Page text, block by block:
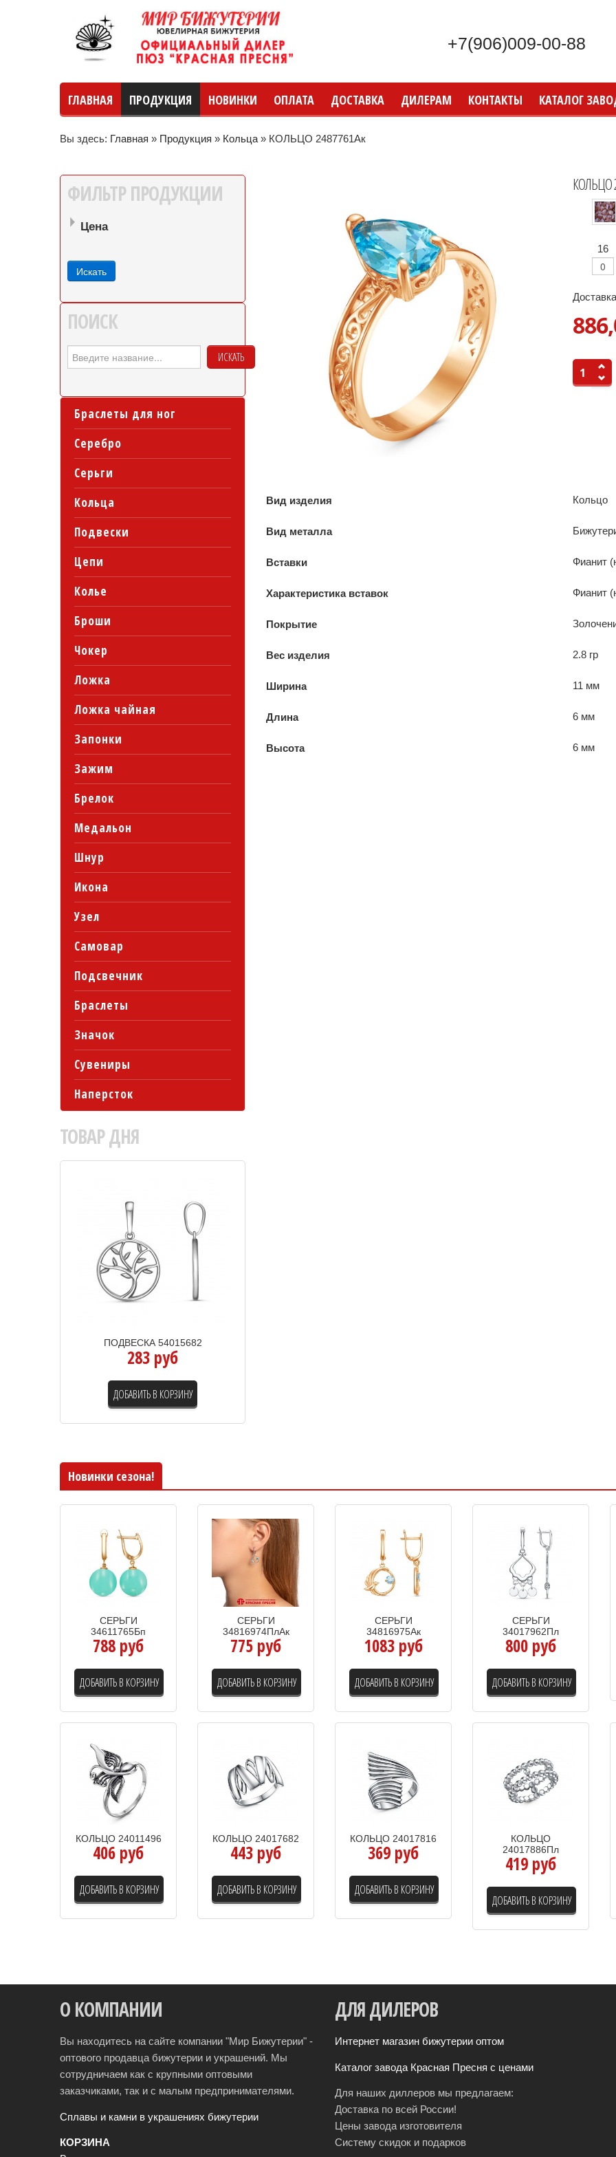
+7(906)009-00-88
ГЛАВНАЯ ПРОДУКЦИЯ НОВИНКИ ОПЛАТА ДОСТАВКА ДИЛЕРАМ КОНТАКТЫ КАТАЛОГ
Вы здесь: Главная » Продукция » Кольца » КОЛЬЦО 2487761Ак
ФИЛЬТР ПРОДУКЦИИ
Цена
ПОИСК
ИСКАТЬ
Браслеты для ног
Серебро
Серьги
Кольца
Подвески
Цепи
Колье
Броши
Чокер
Ложка
Ложка чайная
Запонки
Зажим
Брелок
Медальон
Шнур
Икона
Узел
Самовар
Подсвечник
Браслеты
Значок
Сувениры
Наперсток
ТОВАРДНЯ
ПОДВЕСКА 54015682
283 руб
ДОБАВИТЬ В КОРЗИНУ
КОЛЬЦО
16
Вид изделия Кольцо
Вид металла
Вставки Фианит
Характеристика вставок Фианит
Покрытие
Вес изделия 2.8 гр
Ширина 11 мм
Длина 6 мм
Высота 6 мм
Новинки сезона!
СЕРЬГИ
34611765Бп
788 руб
ДОБАВИТЬ В КОРЗИНУ
СЕРЬГИ
34816974ПлАк
775 руб
ДОБАВИТЬ В КОРЗИНУ
СЕРЬГИ
34816975Ак
1083 руб
ДОБАВИТЬ В КОРЗИНУ
СЕРЬГИ
34017962Пл
800 руб
ДОБАВИТЬ В КОРЗИНУ
КОЛЬЦО 24011496
406 руб
ДОБАВИТЬ В КОРЗИНУ
КОЛЬЦО 24017682
443 руб
ДОБАВИТЬ В КОРЗИНУ
КОЛЬЦО 24017816
369 руб
ДОБАВИТЬ В КОРЗИНУ
КОЛЬЦО
24017886Пл
419 руб
ДОБАВИТЬ В КОРЗИНУ
О КОМПАНИИ
Вы находитесь на сайте компании "Мир Бижутерии" -
оптового продавца бижутерии и украшений. Мы
сотрудничаем как с крупными оптовыми
заказчиками, так и с малым предпринимателями.
Сплавы и камни в украшениях бижутерии
КОРЗИНА
ДЛЯДИЛЕРОВ
Интернет магазин бижутерии оптом
Каталог завода Красная Пресня с ценами
Для наших диллеров мы предлагаем:
Доставка по всей России!
Цены завода изготовителя
Систему скидок и подарков